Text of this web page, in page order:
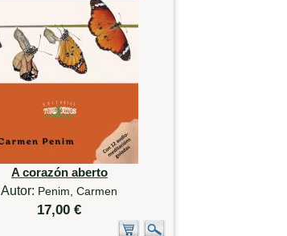
A corazón aberto
Autor: Penim, Carmen
17,00 €